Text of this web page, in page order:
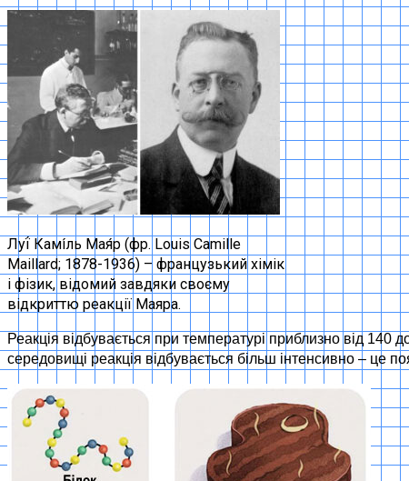
Луї́ Камі́ль Мая́р (фр. Louis Camille
Maillard; 1878-1936) – французький хімік
і фізик, відомий завдяки своєму
відкриттю реакції Маяра.
Реакція відбувається при температурі приблизно від
середовищі реакція відбувається більш інтенсивно – це